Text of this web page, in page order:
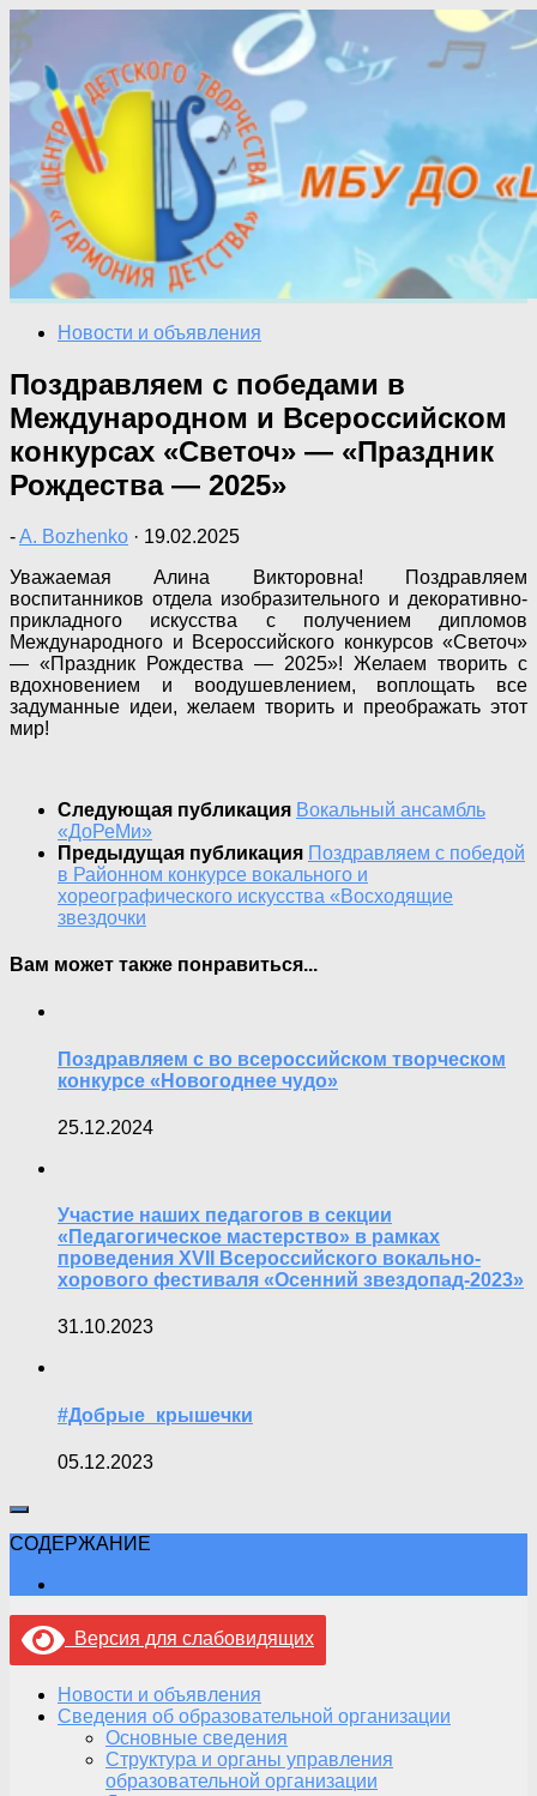
Перейти
к
содержимому
Новости и объявления
Поздравляем с победами в
Международном и Всероссийском
конкурсах «Светоч» — «Праздник
Рождества — 2025»
-A. Bozhenko · 19.02.2025
Уважаемая Алина Викторовна! Поздравляем
воспитанников отдела изобразительного и декоративно-
прикладного искусства с получением дипломов
Международного и Всероссийского конкурсов «Светоч»
— «Праздник Рождества — 2025»! Желаем творить с
вдохновением и воодушевлением, воплощать все
задуманные идеи, желаем творить и преображать этот
мир!
Следующая публикация Вокальный ансамбль
«ДоРеМи»
Предыдущая публикация Поздравляем с победой
в Районном конкурсе вокального и
хореографического искусства «Восходящие
звездочки
Вам может также понравиться...
Поздравляем с во всероссийском творческом
конкурсе «Новогоднее чудо»
25.12.2024
Участие наших педагогов в секции
«Педагогическое мастерство» в рамках
проведения XVII Всероссийского вокально-
хорового фестиваля «Осенний звездопад-2023»
31.10.2023
#Добрые_крышечки
05.12.2023
СОДЕРЖАНИЕ
Версия для слабовидящих
Новости и объявления
Сведения об образовательной организации
Основные сведения
Структура и органы управления
образовательной организации